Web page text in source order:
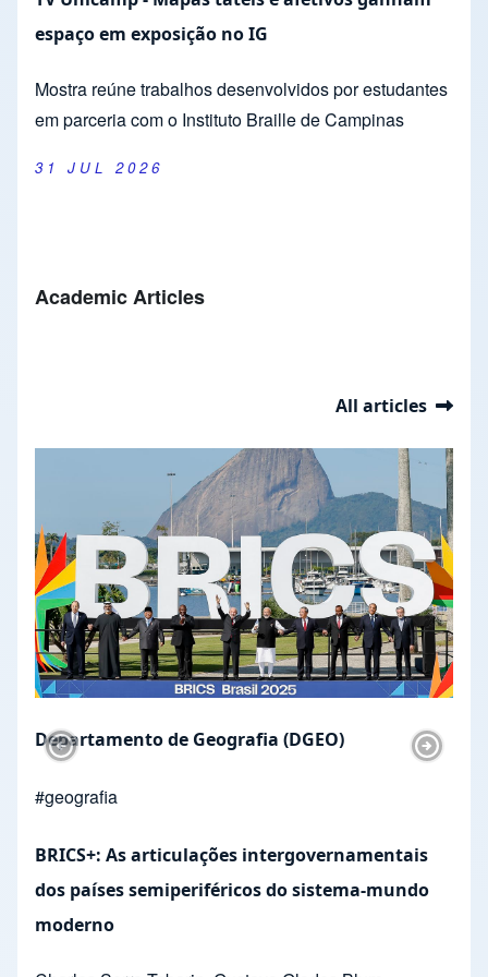
espaço em exposição no IG
Mostra reúne trabalhos desenvolvidos por estudantes
em parceria com o Instituto Braille de Campinas
31 JUL 2026
Academic Articles
All articles
Departamento de Geografia (DGEO)
#geografia
BRICS+: As articulações intergovernamentais
dos países semiperiféricos do sistema-mundo
moderno
Previous Slide Next